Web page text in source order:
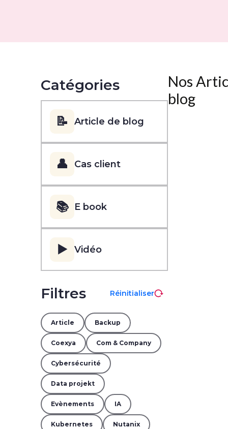
Catégories
📝 Article de blog
👤 Cas client
📚 E book
▶️ Vidéo
Filtres Réinitialiser
Article Backup
Coexya Com & Company
Cybersécurité
Data projekt
Evènements IA
Kubernetes Nutanix
Nos
blog